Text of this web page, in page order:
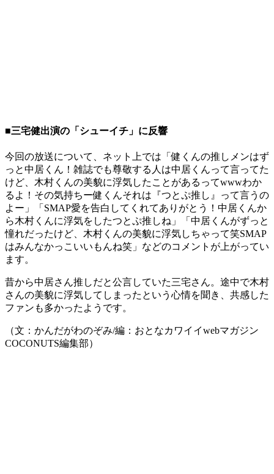
■三宅健出演の「シューイチ」に反響
今回の放送について、ネット上では「健くんの推しメンはず
っと中居くん！雑誌でも尊敬する人は中居くんって言ってた
けど、木村くんの美貌に浮気したことがあるってwwwわか
るよ！その気持ちー健くんそれは『つとぷ推し』って言うの
よー」「SMAP愛を告白してくれてありがとう！中居くんか
ら木村くんに浮気をしたつとぷ推しね」「中居くんがずっと
憧れだったけど、木村くんの美貌に浮気しちゃって笑SMAP
はみんなかっこいいもんね笑」などのコメントが上がってい
ます。
昔から中居さん推しだと公言していた三宅さん。途中で木村
さんの美貌に浮気してしまったという心情を聞き、共感した
ファンも多かったようです。
（文：かんだがわのぞみ/編：おとなカワイイwebマガジン
COCONUTS編集部）